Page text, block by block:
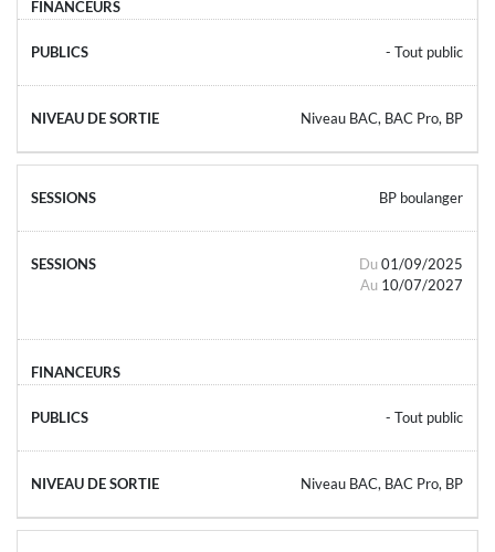
- Tout public
Niveau BAC, BAC Pro, BP
BP boulanger
Du 01/09/2025
Au 10/07/2027
- Tout public
Niveau BAC, BAC Pro, BP